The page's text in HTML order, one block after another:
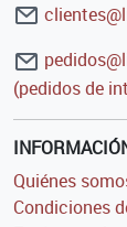
(pedidos de
Quiénes
Condiciones